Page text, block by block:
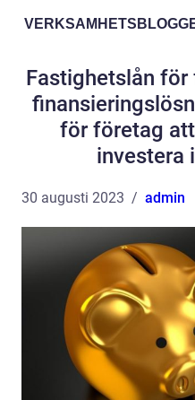
Fastighetslån
för företag
investera
30 augusti 2023 admin